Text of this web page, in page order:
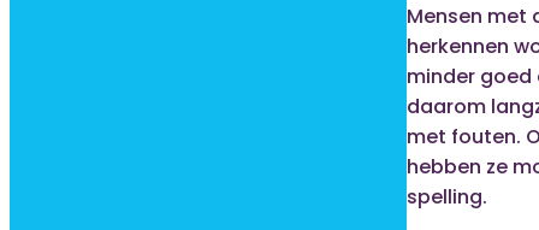
Mensen met
herkennen
minder goed
daarom
met fouten.
hebben ze
spelling.